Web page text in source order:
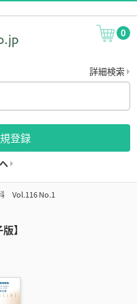
0
詳細検索
登録
Vol.116 No.1
】